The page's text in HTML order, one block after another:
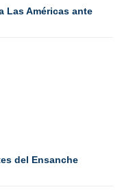
Las Américas ante
del Ensanche